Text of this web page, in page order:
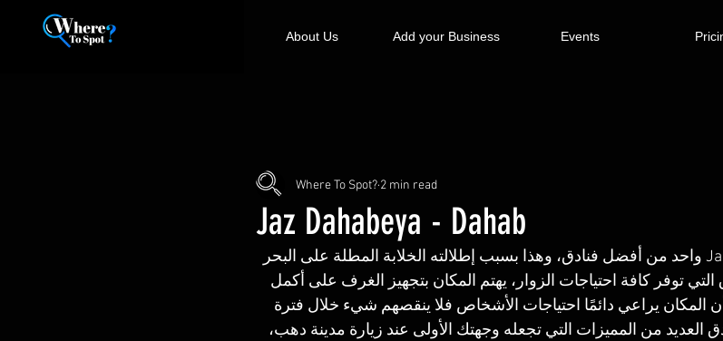
About Us Add your Business Events
Jaz Dahabeya - Dahab
Where To Spot? 2 min read
يعتبر فندق Jaz Dahabeya-Dahab واحد من أفضل فنادق، وهذا بسبب إطلالته الخلابة المطلة على البحر
التي توفر كافة احتياجات الزوار، يهتم المكان بتجهيز الغرف على أكمل
المكان يراعي دائمًا احتياجات الأشخاص فلا ينقصهم شيء خلال فترة
العديد من المميزات التي تجعله وجهتك الأولى عند زيارة مدينة دهب،